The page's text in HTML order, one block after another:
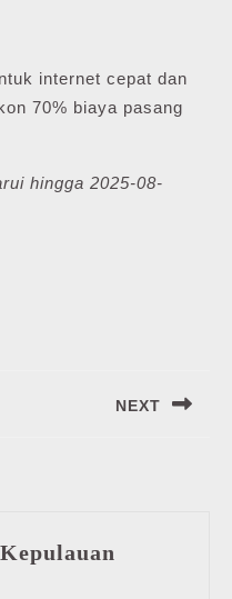
internet cepat dan
70% biaya pasang
hingga 2025-08-
NEXT